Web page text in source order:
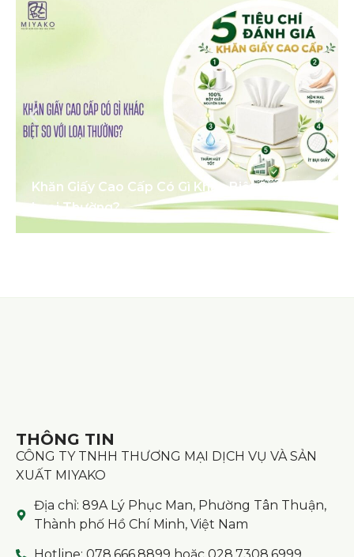
Khăn Giấy Cao Cấp Có Gì Khác Biệt So Với
Loại Thường?
THÔNG TIN
CÔNG TY TNHH THƯƠNG MẠI DỊCH VỤ VÀ SẢN
XUẤT MIYAKO
Địa chỉ: 89A Lý Phục Man, Phường Tân Thuận,
Thành phố Hồ Chí Minh, Việt Nam
Hotline: 078.666.8899 hoặc 028.7308.6999